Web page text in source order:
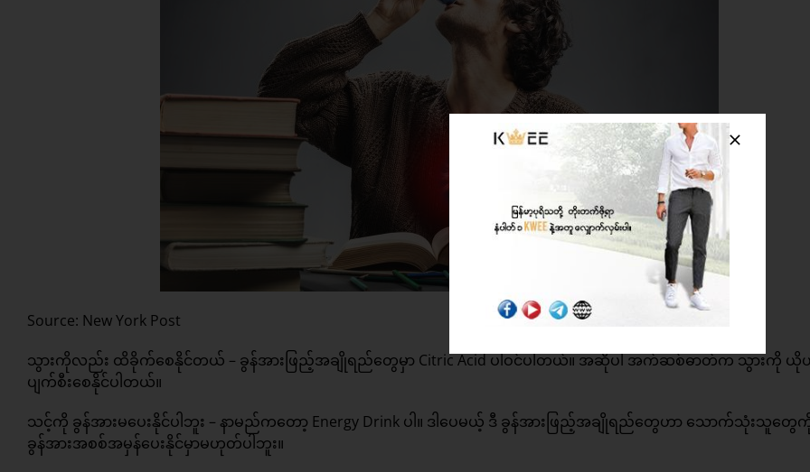
Source: New York Post
သွားကိုလည်း ထိခိုက်စေနိုင်တယ် – ခွန်အားဖြည့်အချိုရည်တွေမှာ Citric Acid ပါဝင်ပါတယ်။ အဆိုပါ အက်ဆစ်ဓာတ်က သွားကို ယို
ပျက်စီးစေနိုင်ပါတယ်။
သင့်ကို ခွန်အားမပေးနိုင်ပါဘူး – နာမည်ကတော့ Energy Drink ပါ။ ဒါပေမယ့် ဒီ ခွန်အားဖြည့်အချိုရည်တွေဟာ သောက်သုံးသူတွေ
ခွန်အားအစစ်အမှန်ပေးနိုင်မှာမဟုတ်ပါဘူး။